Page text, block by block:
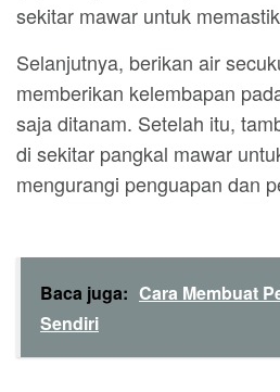
sekitar mawar untuk
Selanjutnya, berikan air
memberikan kelembapan
saja ditanam. Setelah itu,
di sekitar pangkal mawar
mengurangi penguapan dan
Baca juga: Cara Membuat
Sendiri